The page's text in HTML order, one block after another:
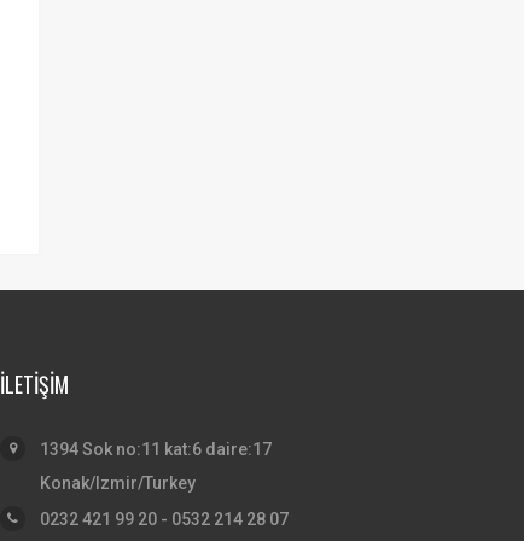
İLETİŞİM
1394 Sok no:11 kat:6 daire:17
Konak/Izmir/Turkey
0232 421 99 20 - 0532 214 28 07